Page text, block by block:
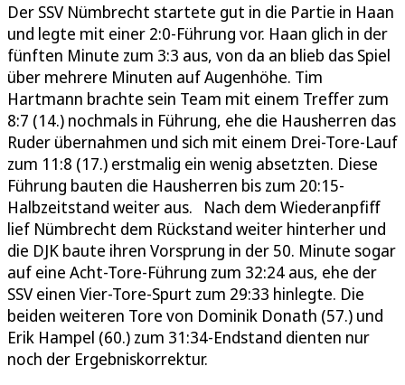
Der SSV Nümbrecht startete gut in die Partie in Haan
und legte mit einer 2:0-Führung vor. Haan glich in der
fünften Minute zum 3:3 aus, von da an blieb das Spiel
über mehrere Minuten auf Augenhöhe. Tim
Hartmann brachte sein Team mit einem Treffer zum
8:7 (14.) nochmals in Führung, ehe die Hausherren das
Ruder übernahmen und sich mit einem Drei-Tore-Lauf
zum 11:8 (17.) erstmalig ein wenig absetzten. Diese
Führung bauten die Hausherren bis zum 20:15-
Halbzeitstand weiter aus. Nach dem Wiederanpfiff
lief Nümbrecht dem Rückstand weiter hinterher und
die DJK baute ihren Vorsprung in der 50. Minute sogar
auf eine Acht-Tore-Führung zum 32:24 aus, ehe der
SSV einen Vier-Tore-Spurt zum 29:33 hinlegte. Die
beiden weiteren Tore von Dominik Donath (57.) und
Erik Hampel (60.) zum 31:34-Endstand dienten nur
noch der Ergebniskorrektur.